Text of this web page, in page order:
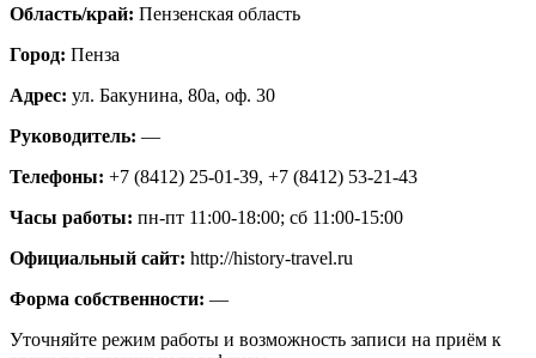
Область/край: Пензенская область
Город: Пенза
Адрес: ул. Бакунина, 80а, оф. 30
Руководитель: —
Телефоны: +7 (8412) 25-01-39, +7 (8412) 53-21-43
Часы работы: пн-пт 11:00-18:00; сб 11:00-15:00
Официальный сайт: http://history-travel.ru
Форма собственности: —
Уточняйте режим работы и возможность записи на приём к